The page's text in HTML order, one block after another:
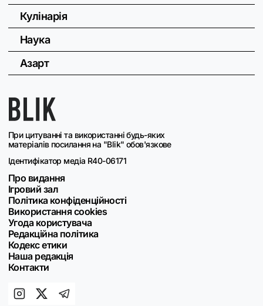
При цитуванні та використанні будь-яких
матеріалів посилання на "Blik" обов'язкове
Ідентифікатор медіа R40-06171
Про видання
Ігровий зал
Політика конфіденційності
Використання cookies
Угода користувача
Редакційна політика
Кодекс етики
Наша редакція
Контакти
Кулінарія
Наука
Азарт